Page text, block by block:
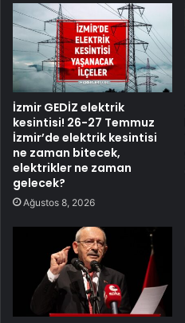
İzmir GEDİZ elektrik
kesintisi! 26-27 Temmuz
İzmir’de elektrik kesintisi
ne zaman bitecek,
elektrikler ne zaman
gelecek?
Ağustos 8, 2026